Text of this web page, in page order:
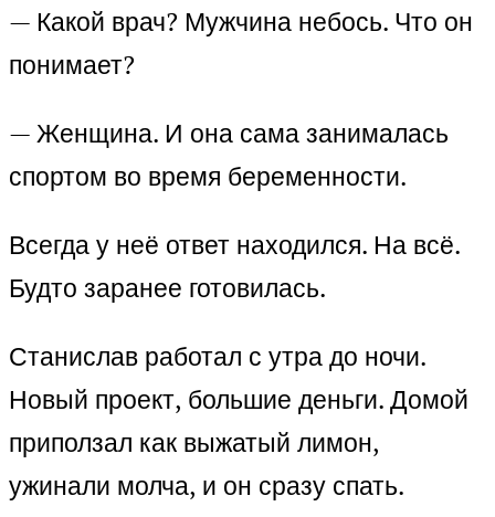
— Какой врач? Мужчина небось. Что он
понимает?
— Женщина. И она сама занималась
спортом во время беременности.
Всегда у неё ответ находился. На всё.
Будто заранее готовилась.
Станислав работал с утра до ночи.
Новый проект, большие деньги. Домой
приползал как выжатый лимон,
ужинали молча, и он сразу спать.